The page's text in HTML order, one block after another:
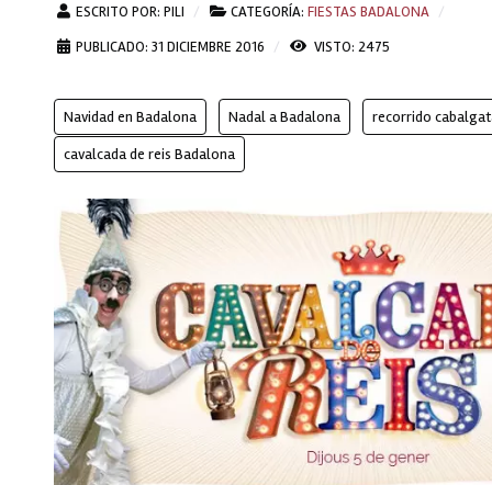
ESCRITO POR: PILI CATEGORÍA: FIESTAS BADALONA
PUBLICADO: 31 DICIEMBRE 2016
VISTO: 2475
Navidad en Badalona Nadal a Badalona
recorrido
cavalcada de reis Badalona